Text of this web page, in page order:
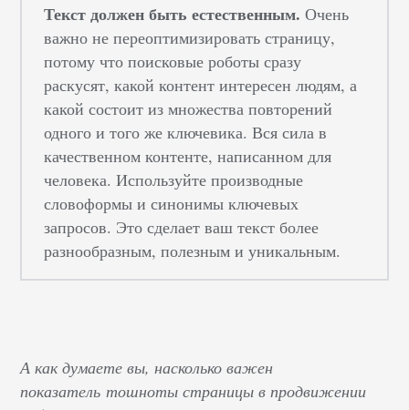
Текст должен быть естественным. Очень
важно не переоптимизировать страницу,
потому что поисковые роботы сразу
раскусят, какой контент интересен людям, а
какой состоит из множества повторений
одного и того же ключевика. Вся сила в
качественном контенте, написанном для
человека. Используйте производные
словоформы и синонимы ключевых
запросов. Это сделает ваш текст более
разнообразным, полезным и уникальным.
А как думаете вы, насколько важен
показатель тошноты страницы в продвижении